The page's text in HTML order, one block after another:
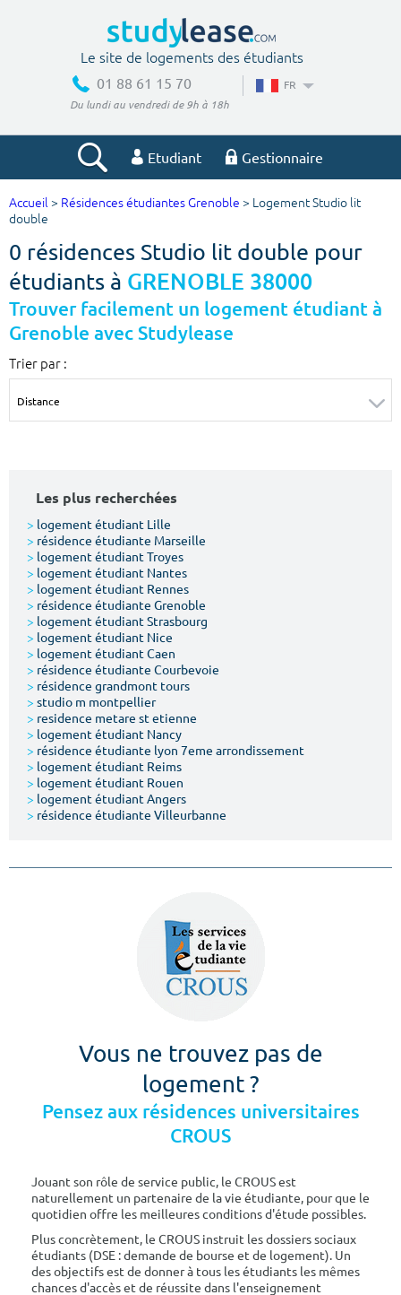
Le site de logements des étudiants
01 88 61 15 70
Du lundi au vendredi de 9h à 18h
FR
Etudiant Gestionnaire
Votre recherche
Ville, école
Budget min
€
Budget max
€
Surface min Surface max
Type de location
Votre date d'entrée
Chercher
Accueil > Résidences étudiantes Grenoble > Logement Studio lit
double
0 résidences Studio lit double pour
étudiants à GRENOBLE 38000
Trouver facilement un logement étudiant à
Grenoble avec Studylease
Trier par :
Les plus recherchées
> logement étudiant Lille
> résidence étudiante Marseille
> logement étudiant Troyes
> logement étudiant Nantes
> logement étudiant Rennes
> résidence étudiante Grenoble
> logement étudiant Strasbourg
> logement étudiant Nice
> logement étudiant Caen
> résidence étudiante Courbevoie
> résidence grandmont tours
> studio m montpellier
> residence metare st etienne
> logement étudiant Nancy
> résidence étudiante lyon 7eme arrondissement
> logement étudiant Reims
> logement étudiant Rouen
> logement étudiant Angers
> résidence étudiante Villeurbanne
Vous ne trouvez pas de
logement ?
Pensez aux résidences universitaires
CROUS
Jouant son rôle de service public, le CROUS est
naturellement un partenaire de la vie étudiante, pour que le
quotidien offre les meilleures conditions d'étude possibles.
Plus concrètement, le CROUS instruit les dossiers sociaux
étudiants (DSE : demande de bourse et de logement). Un
des objectifs est de donner à tous les étudiants les mêmes
chances d'accès et de réussite dans l'enseignement